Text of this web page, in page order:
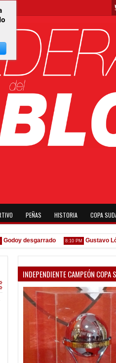
PEÑAS HISTORIA COPA
desgarrado 8:10 PM Gustavo
INDEPENDIENTE CAMPEÓN